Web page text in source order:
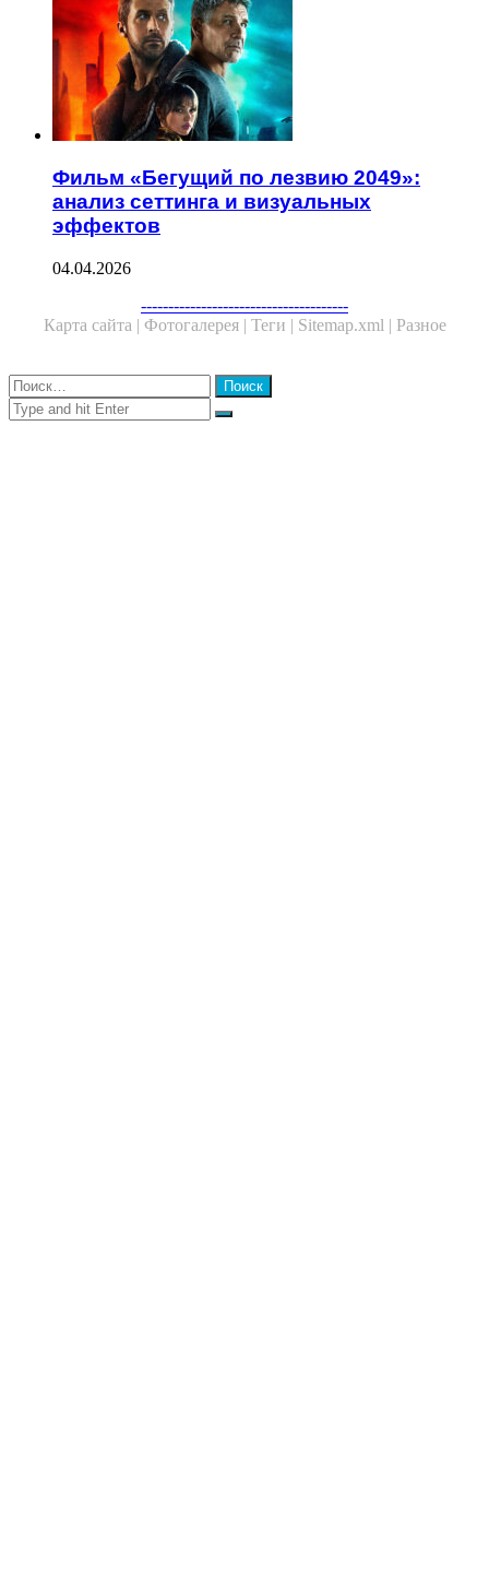
Фильм «Бегущий по лезвию 2049»:
анализ сеттинга и визуальных
эффектов
04.04.2026
--------------------------------------
Карта сайта | Фотогалерея | Теги | Sitemap.xml | Разное
Close
Найти:
Close
Search